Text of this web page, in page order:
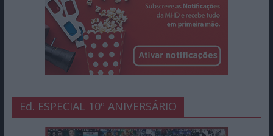
Ed. ESPECIAL 10º ANIVERSÁRIO